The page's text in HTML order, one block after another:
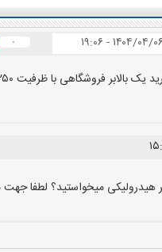
۰۴/۰۶ - ۱۹:۰۶ ۰
ظرفیت ۲۵۰ کیلوگرم نیاز به راهنمایی و مشاوره دارم
هیدرولیکی میخواستید؟ لطفا